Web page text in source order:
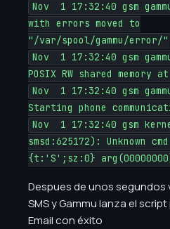
Nov 1 17:32:40 gsm
with errors moved to
"/var/spool/gammu/error/"
Nov 1 17:32:40 gsm
POSIX RW shared memory
Nov 1 17:32:40 gsm
Starting phone
Nov 1 17:32:40 gsm
smsd:625172): Unknown
{t:'S';sz:0}
Despues de unos segundos
SMS y Gammu lanza el
Email con éxito